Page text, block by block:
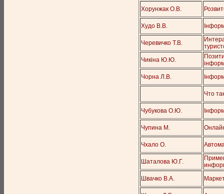
Хорунжак О.В.
Худо В.В.
Черевичко Т.В.
Чикіна Ю.Ю.
Чорна Л.В.
Что
Чубукова О.Ю.
Чупина М.
Чхало О.
Шаталова Ю.Г.
Швачко В.А.